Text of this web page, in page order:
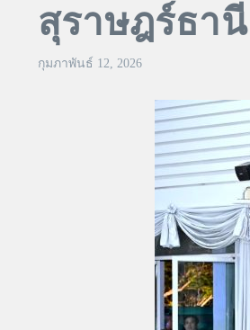
สุราษฎร์ธานี
กุมภาพันธ์ 12, 2026